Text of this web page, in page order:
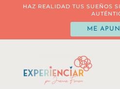
HAZ REALIDAD TUS SUEÑOS
ME